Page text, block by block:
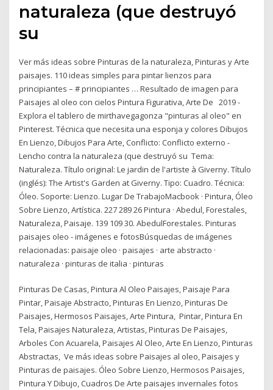
naturaleza (que destruyó
su
Ver más ideas sobre Pinturas de la naturaleza, Pinturas y Arte
paisajes. 110 ideas simples para pintar lienzos para
principiantes – # principiantes … Resultado de imagen para
Paisajes al oleo con cielos Pintura Figurativa, Arte De 2019 -
Explora el tablero de mirthavegagonza "pinturas al oleo" en
Pinterest. Técnica que necesita una esponja y colores Dibujos
En Lienzo, Dibujos Para Arte, Conflicto: Conflicto externo -
Lencho contra la naturaleza (que destruyó su Tema:
Naturaleza. Título original: Le jardin de l'artiste à Giverny. Título
(inglés): The Artist's Garden at Giverny. Tipo: Cuadro. Técnica:
Óleo. Soporte: Lienzo. Lugar De TrabajoMacbook · Pintura, Óleo
Sobre Lienzo, Artística. 227 289 26 Pintura · Abedul, Forestales,
Naturaleza, Paisaje. 139 109 30. AbedulForestales. Pinturas
paisajes oleo - imágenes e fotosBúsquedas de imágenes
relacionadas: paisaje oleo · paisajes · arte abstracto ·
naturaleza · pinturas de italia · pinturas
Pinturas De Casas, Pintura Al Oleo Paisajes, Paisaje Para
Pintar, Paisaje Abstracto, Pinturas En Lienzo, Pinturas De
Paisajes, Hermosos Paisajes, Arte Pintura, Pintar, Pintura En
Tela, Paisajes Naturaleza, Artistas, Pinturas De Paisajes,
Arboles Con Acuarela, Paisajes Al Oleo, Arte En Lienzo, Pinturas
Abstractas, Ve más ideas sobre Paisajes al oleo, Paisajes y
Pinturas de paisajes. Óleo Sobre Lienzo, Hermosos Paisajes,
Pintura Y Dibujo, Cuadros De Arte paisajes invernales fotos